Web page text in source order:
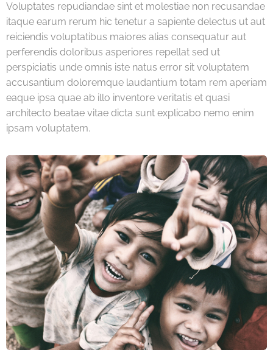
Voluptates repudiandae sint et molestiae non recusandae
itaque earum rerum hic tenetur a sapiente delectus ut aut
reiciendis voluptatibus maiores alias consequatur aut
perferendis doloribus asperiores repellat sed ut
perspiciatis unde omnis iste natus error sit voluptatem
accusantium doloremque laudantium totam rem aperiam
eaque ipsa quae ab illo inventore veritatis et quasi
architecto beatae vitae dicta sunt explicabo nemo enim
ipsam voluptatem.